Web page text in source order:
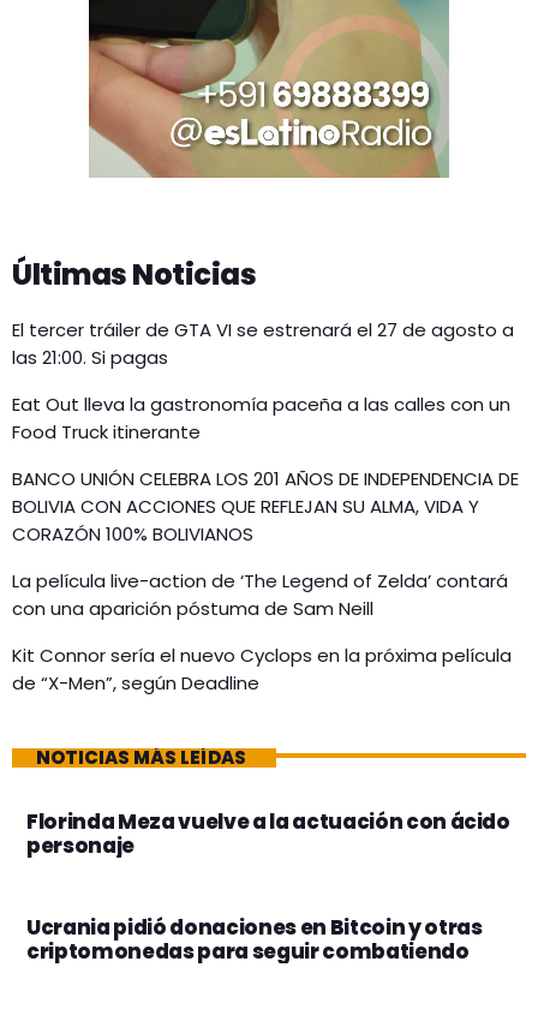
Últimas Noticias
El tercer tráiler de GTA VI se estrenará el 27 de agosto a
las 21:00. Si pagas
Eat Out lleva la gastronomía paceña a las calles con un
Food Truck itinerante
BANCO UNIÓN CELEBRA LOS 201 AÑOS DE INDEPENDENCIA DE
BOLIVIA CON ACCIONES QUE REFLEJAN SU ALMA, VIDA Y
CORAZÓN 100% BOLIVIANOS
La película live-action de ‘The Legend of Zelda’ contará
con una aparición póstuma de Sam Neill
Kit Connor sería el nuevo Cyclops en la próxima película
de “X-Men”, según Deadline
NOTICIAS MÁS LEÍDAS
Florinda Meza vuelve a la actuación con ácido
personaje
Ucrania pidió donaciones en Bitcoin y otras
criptomonedas para seguir combatiendo